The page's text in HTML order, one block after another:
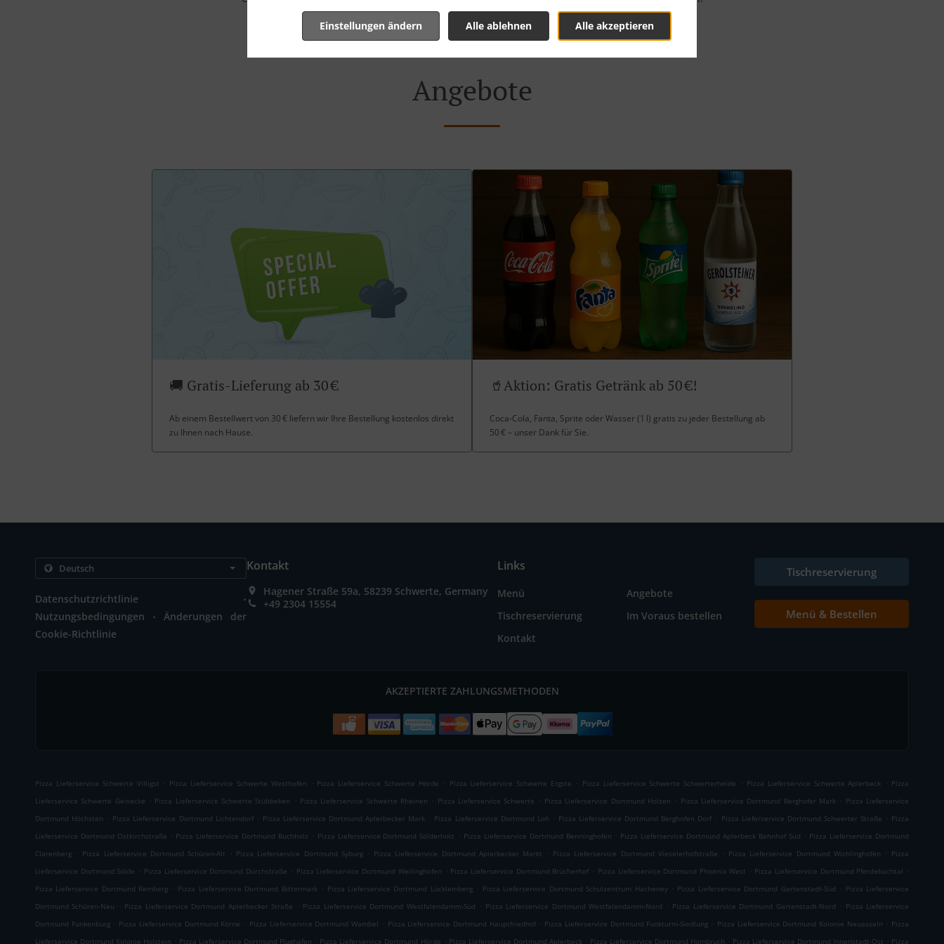
Alle akzeptieren
Alle ablehnen
Einstellungen ändern
Angebote
🚚 Gratis-Lieferung ab 30 €
Ab einem Bestellwert von 30 € liefern wir Ihre Bestellung kostenlos direkt
zu Ihnen nach Hause.
🥤Aktion: Gratis Getränk ab 50 €!
Coca-Cola, Fanta, Sprite oder Wasser (1 l) gratis zu jeder Bestellung ab
50 € – unser Dank für Sie.
Datenschutzrichtlinie .
Nutzungsbedingungen .
Änderungen der
Cookie-Richtlinie
Kontakt
Hagener Straße 59a, 58239 Schwerte, Germany
+49 2304 15554
Links
Menü
Angebote
Tischreservierung
Im Voraus bestellen
Kontakt
Tischreservierung
Menü & Bestellen
AKZEPTIERTE ZAHLUNGSMETHODEN
Pizza Lieferservice Schwerte Villigst . Pizza Lieferservice Schwerte Westhofen . Pizza Lieferservice Schwerte Hörde . Pizza Lieferservice Schwerte Ergste . Pizza Lieferservice Schwerte Schwerterheide . Pizza Lieferservice Schwerte Aplerbeck . Pizza
Lieferservice Schwerte Geisecke . Pizza Lieferservice Schwerte Stübbeken . Pizza Lieferservice Schwerte Rheinen . Pizza Lieferservice Schwerte . Pizza Lieferservice Dortmund Holzen . Pizza Lieferservice Dortmund Berghofer Mark . Pizza Lieferservice
Dortmund Höchsten . Pizza Lieferservice Dortmund Lichtendorf . Pizza Lieferservice Dortmund Aplerbecker Mark . Pizza Lieferservice Dortmund Loh . Pizza Lieferservice Dortmund Berghofen Dorf . Pizza Lieferservice Dortmund Schwerter Straße . Pizza
Lieferservice Dortmund Ostkirchstraße . Pizza Lieferservice Dortmund Buchholz . Pizza Lieferservice Dortmund Sölderholz . Pizza Lieferservice Dortmund Benninghofen . Pizza Lieferservice Dortmund Aplerbeck Bahnhof Süd . Pizza Lieferservice Dortmund
Clarenberg . Pizza Lieferservice Dortmund Schüren-Alt . Pizza Lieferservice Dortmund Syburg . Pizza Lieferservice Dortmund Aplerbecker Markt . Pizza Lieferservice Dortmund Vieselerhofstraße . Pizza Lieferservice Dortmund Wichlinghofen . Pizza
Lieferservice Dortmund Sölde . Pizza Lieferservice Dortmund Durchstraße . Pizza Lieferservice Dortmund Wellinghofen . Pizza Lieferservice Dortmund Brücherhof . Pizza Lieferservice Dortmund Phoenix West . Pizza Lieferservice Dortmund Pferdebachtal .
Pizza Lieferservice Dortmund Remberg . Pizza Lieferservice Dortmund Bittermark . Pizza Lieferservice Dortmund Lücklemberg . Pizza Lieferservice Dortmund Schulzentrum Hacheney . Pizza Lieferservice Dortmund Gartenstadt-Süd . Pizza Lieferservice
Dortmund Schüren-Neu
. Pizza Lieferservice Dortmund Aplerbecker Straße . Pizza Lieferservice Dortmund Westfalendamm-Süd . Pizza Lieferservice Dortmund Westfalendamm-Nord . Pizza Lieferservice Dortmund Gartenstadt-Nord . Pizza Lieferservice
Dortmund Funkenburg . Pizza Lieferservice Dortmund Körne . Pizza Lieferservice Dortmund Wambel . Pizza Lieferservice Dortmund Hauptfriedhof . Pizza Lieferservice Dortmund Funkturm-Siedlung . Pizza Lieferservice Dortmund Kolonie Neuasseln . Pizza
Lieferservice Dortmund Kolonie Holstein . Pizza Lieferservice Dortmund Flughafen . Pizza Lieferservice Dortmund Hörde . Pizza Lieferservice Dortmund Aplerbeck . Pizza Lieferservice Dortmund Hombruch . Pizza Lieferservice Dortmund Innenstadt-Ost . Pizza